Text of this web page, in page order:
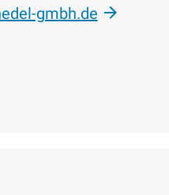
gmbh.de